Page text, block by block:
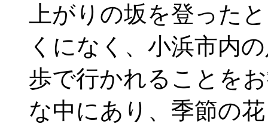
上がりの坂を登った
くになく、小浜市内
歩で行かれることを
な中にあり、季節の